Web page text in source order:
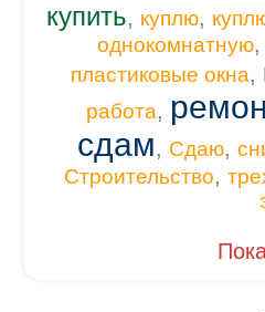
купить, куплю,
однокомнатную
пластиковые окна,
работа,
сдам, Сдаю,
Строительство,